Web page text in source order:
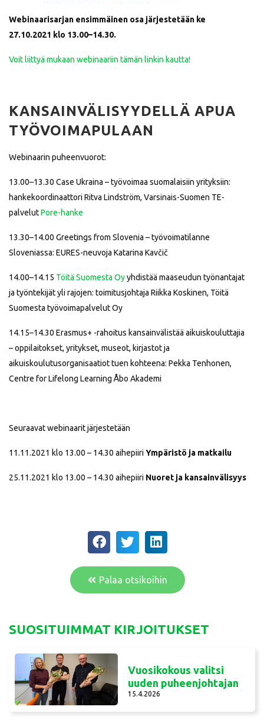
Webinaarisarjan ensimmäinen osa järjestetään ke
27.10.2021 klo 13.00–14.30.
Voit liittyä mukaan webinaariin tämän linkin kautta!
KANSAINVÄLISYYDELLÄ APUA
TYÖVOIMAPULAAN
Webinaarin puheenvuorot:
13.00–13.30 Case Ukraina – työvoimaa suomalaisiin yrityksiin:
hankekoordinaattori Ritva Lindström, Varsinais-Suomen TE-
palvelutPore-hanke
13.30–14.00 Greetings from Slovenia – työvoimatilanne
Sloveniassa: EURES-neuvoja Katarina Kavčič
14.00–14.15 Töitä Suomesta Oyyhdistää maaseudun työnantajat
ja työntekijät yli rajojen: toimitusjohtaja Riikka Koskinen, Töitä
Suomesta työvoimapalvelut Oy
14.15–14.30 Erasmus+ -rahoitus kansainvälistää aikuiskouluttajia
– oppilaitokset, yritykset, museot, kirjastot ja
aikuiskoulutusorganisaatiot tuen kohteena: Pekka Tenhonen,
Centre for Lifelong Learning Åbo Akademi
Seuraavat webinaarit järjestetään
11.11.2021 klo 13.00 – 14.30 aihepiiri Ympäristö ja matkailu
25.11.2021 klo 13.00 – 14.30 aihepiiri Nuoret ja kansainvälisyys
Palaa otsikoihin
SUOSITUIMMAT KIRJOITUKSET
Vuosikokous valitsi
uuden puheenjohtajan
15.4.2026